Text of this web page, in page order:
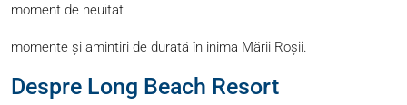
moment de neuitat
momente și amintiri de durată în inima Mării Roșii.
Despre Long Beach Resort